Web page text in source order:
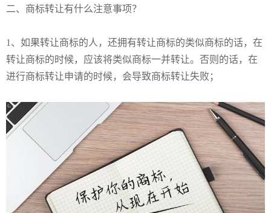
二、 商标转让有什么注意事项？
1、 如果转让商标的人，还拥有转让商标的类似商标的话，在
转让商标的时候，应该将类似商标一并转让。否则的话，在
进行商标转让申请的时候，会导致商标转让失败；